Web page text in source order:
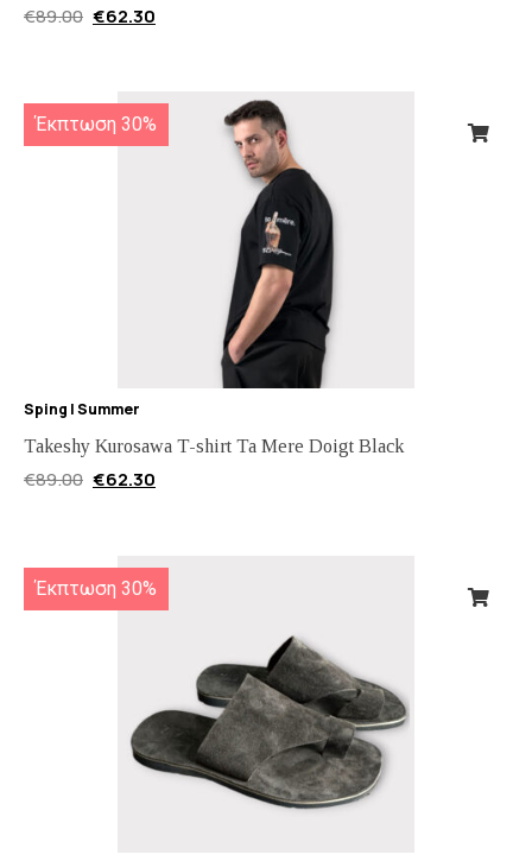
€89.00 €62.30
Έκπτωση 30%
Sping | Summer
Takeshy Kurosawa T-shirt Ta Mere Doigt Black
€89.00 €62.30
Έκπτωση 30%